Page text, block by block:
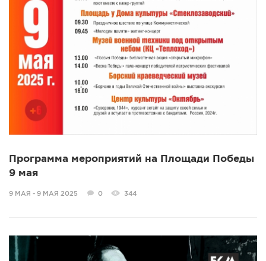
Программа мероприятий на Площади Победы
9 мая
9 МАЯ - 9 МАЯ 2025 0 344